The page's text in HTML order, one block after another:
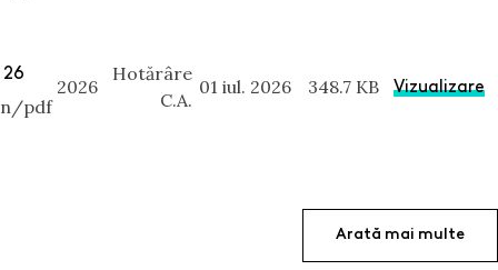
pdf
2026
Hotărâre
C.A.
01 iul. 2026 348.7 KB Vizualizare
Arată mai multe